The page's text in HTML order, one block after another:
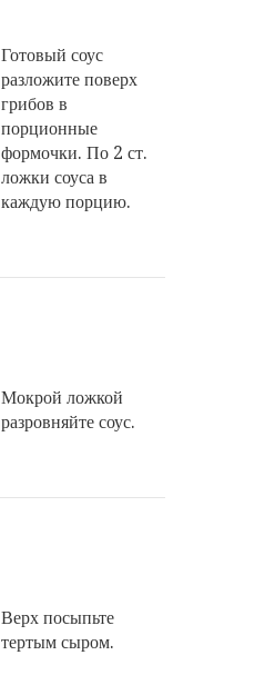
Готовый соус
разложите поверх
грибов в
порционные
формочки. По 2 ст.
ложки соуса в
каждую порцию.
Мокрой ложкой
разровняйте соус.
Верх посыпьте
тертым сыром.